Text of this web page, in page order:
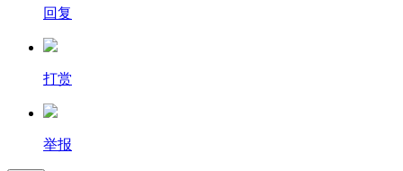
回复
打赏
举报